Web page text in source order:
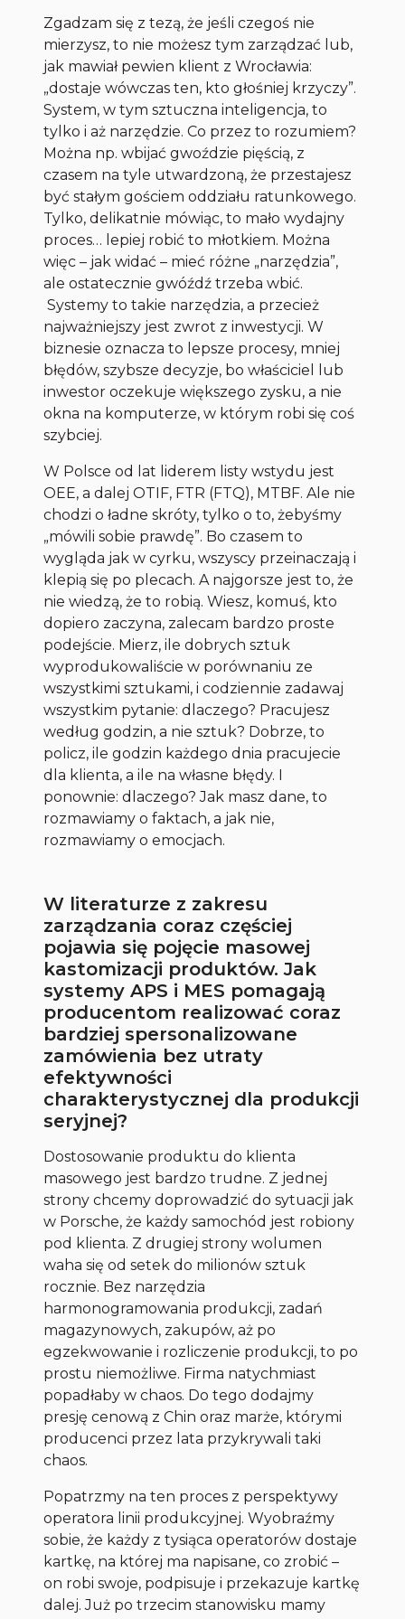
Zgadzam się z tezą, że jeśli czegoś nie
mierzysz, to nie możesz tym zarządzać lub,
jak mawiał pewien klient z Wrocławia:
„dostaje wówczas ten, kto głośniej krzyczy”.
System, w tym sztuczna inteligencja, to
tylko i aż narzędzie. Co przez to rozumiem?
Można np. wbijać gwoździe pięścią, z
czasem na tyle utwardzoną, że przestajesz
być stałym gościem oddziału ratunkowego.
Tylko, delikatnie mówiąc, to mało wydajny
proces… lepiej robić to młotkiem. Można
więc – jak widać – mieć różne „narzędzia”,
ale ostatecznie gwóźdź trzeba wbić.
Systemy to takie narzędzia, a przecież
najważniejszy jest zwrot z inwestycji. W
biznesie oznacza to lepsze procesy, mniej
błędów, szybsze decyzje, bo właściciel lub
inwestor oczekuje większego zysku, a nie
okna na komputerze, w którym robi się coś
szybciej.
W Polsce od lat liderem listy wstydu jest
OEE, a dalej OTIF, FTR (FTQ), MTBF. Ale nie
chodzi o ładne skróty, tylko o to, żebyśmy
„mówili sobie prawdę”. Bo czasem to
wygląda jak w cyrku, wszyscy przeinaczają i
klepią się po plecach. A najgorsze jest to, że
nie wiedzą, że to robią. Wiesz, komuś, kto
dopiero zaczyna, zalecam bardzo proste
podejście. Mierz, ile dobrych sztuk
wyprodukowaliście w porównaniu ze
wszystkimi sztukami, i codziennie zadawaj
wszystkim pytanie: dlaczego? Pracujesz
według godzin, a nie sztuk? Dobrze, to
policz, ile godzin każdego dnia pracujecie
dla klienta, a ile na własne błędy. I
ponownie: dlaczego? Jak masz dane, to
rozmawiamy o faktach, a jak nie,
rozmawiamy o emocjach.
W literaturze z zakresu
zarządzania coraz częściej
pojawia się pojęcie masowej
kastomizacji produktów. Jak
systemy APS i MES pomagają
producentom realizować coraz
bardziej spersonalizowane
zamówienia bez utraty
efektywności
charakterystycznej dla produkcji
seryjnej?
Dostosowanie produktu do klienta
masowego jest bardzo trudne. Z jednej
strony chcemy doprowadzić do sytuacji jak
w Porsche, że każdy samochód jest robiony
pod klienta. Z drugiej strony wolumen
waha się od setek do milionów sztuk
rocznie. Bez narzędzia
harmonogramowania produkcji, zadań
magazynowych, zakupów, aż po
egzekwowanie i rozliczenie produkcji, to po
prostu niemożliwe. Firma natychmiast
popadłaby w chaos. Do tego dodajmy
presję cenową z Chin oraz marże, którymi
producenci przez lata przykrywali taki
chaos.
Popatrzmy na ten proces z perspektywy
operatora linii produkcyjnej. Wyobraźmy
sobie, że każdy z tysiąca operatorów dostaje
kartkę, na której ma napisane, co zrobić –
on robi swoje, podpisuje i przekazuje kartkę
dalej. Już po trzecim stanowisku mamy